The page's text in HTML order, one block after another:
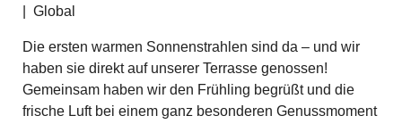
Global
Die ersten warmen Sonnenstrahlen sind da – und wir
haben sie direkt auf unserer Terrasse genossen!
Gemeinsam haben wir den Frühling begrüßt und die
frische Luft bei einem ganz besonderen Genussmoment